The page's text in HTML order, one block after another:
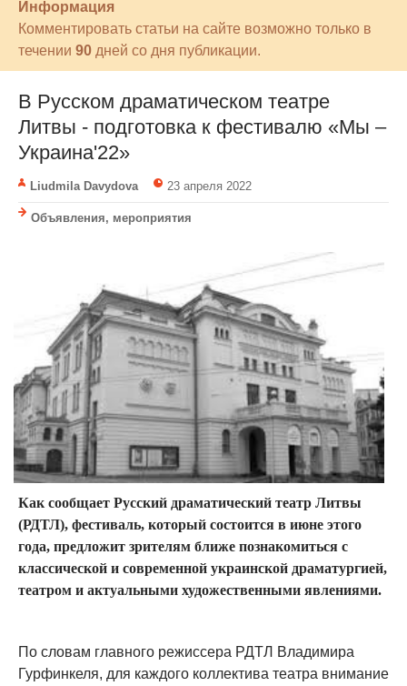
Информация
Комментировать статьи на сайте возможно только в
течении 90 дней со дня публикации.
В Русском драматическом театре
Литвы - подготовка к фестивалю «Мы –
Украина'22»
Liudmila Davydova 23 апреля 2022
Объявления, мероприятия
Как сообщает Русский драматический театр Литвы
(РДТЛ), фестиваль, который состоится в июне этого
года, предложит зрителям ближе познакомиться с
классической и современной украинской драматургией,
театром и актуальными художественными явлениями.
По словам главного режиссера РДТЛ Владимира
Гурфинкеля, для каждого коллектива театра внимание